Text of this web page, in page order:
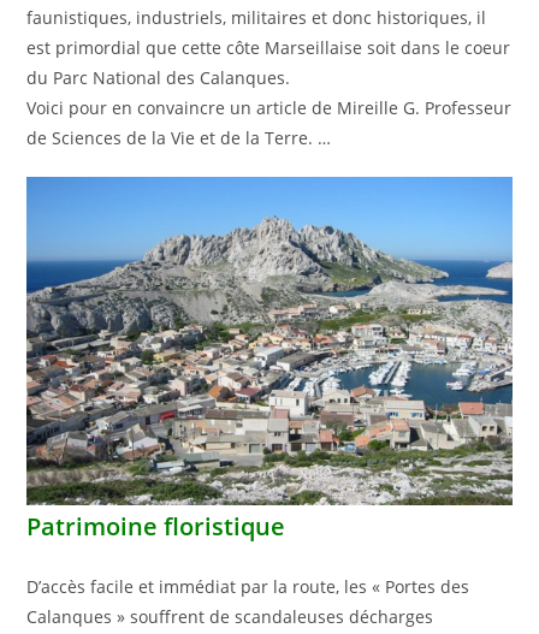
faunistiques, industriels, militaires et donc historiques, il
est primordial que cette côte Marseillaise soit dans le coeur
du Parc National des Calanques.
Voici pour en convaincre un article de Mireille G. Professeur
de Sciences de la Vie et de la Terre. …
Patrimoine floristique
D’accès facile et immédiat par la route, les « Portes des
Calanques » souffrent de scandaleuses décharges